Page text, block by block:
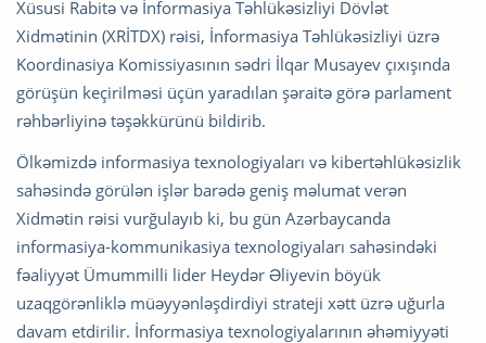
Xüsusi Rabitə və İnformasiya Təhlükəsizliyi Dövlət
Xidmətinin (XRİTDX) rəisi, İnformasiya Təhlükəsizliyi üzrə
Koordinasiya Komissiyasının sədri İlqar Musayev çıxışında
görüşün keçirilməsi üçün yaradılan şəraitə görə parlament
rəhbərliyinə təşəkkürünü bildirib.
Ölkəmizdə informasiya texnologiyaları və kibertəhlükəsizlik
sahəsində görülən işlər barədə geniş məlumat verən
Xidmətin rəisi vurğulayıb ki, bu gün Azərbaycanda
informasiya-kommunikasiya texnologiyaları sahəsindəki
fəaliyyət Ümummilli lider Heydər Əliyevin böyük
uzaqgörənliklə müəyyənləşdirdiyi strateji xətt üzrə uğurla
davam etdirilir. İnformasiya texnologiyalarının əhəmiyyəti